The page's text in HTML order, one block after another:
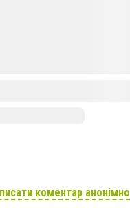
коментар анонімно